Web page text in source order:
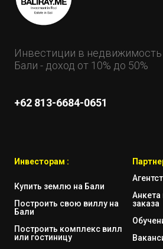
Инвестиции в недвижимость
Бали - доход от 10% до 50%
+62 813-6684-0651
Инвесторам :
Купить землю на Бали
Построить свою виллу на
Бали
Построить комплекс вилл
или гостиницу
заказа